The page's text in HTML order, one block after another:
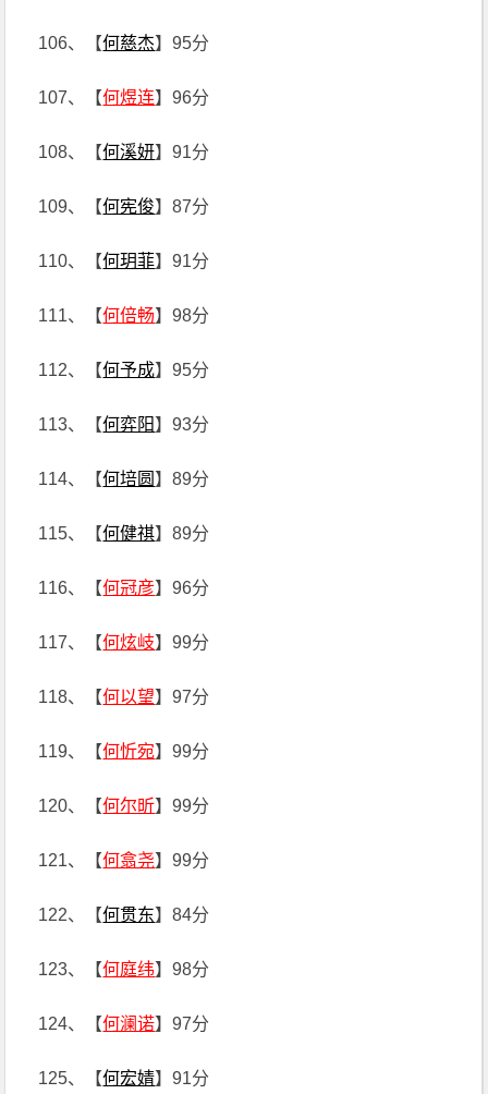
106、【何慈杰】95分
107、【何煜连】96分
108、【何溪妍】91分
109、【何宪俊】87分
110、【何玥菲】91分
111、【何倍畅】98分
112、【何予成】95分
113、【何弈阳】93分
114、【何培圆 】89分
115、【何健祺】89分
116、【何冠彦】96分
117、【何炫岐】99分
118、【何以望】97分
119、【何忻宛】99分
120、【何尔昕】99分
121、【何翕尧】99分
122、【何贯东】84分
123、【何庭纬】98分
124、【何澜诺】97分
125、【何宏婧】91分